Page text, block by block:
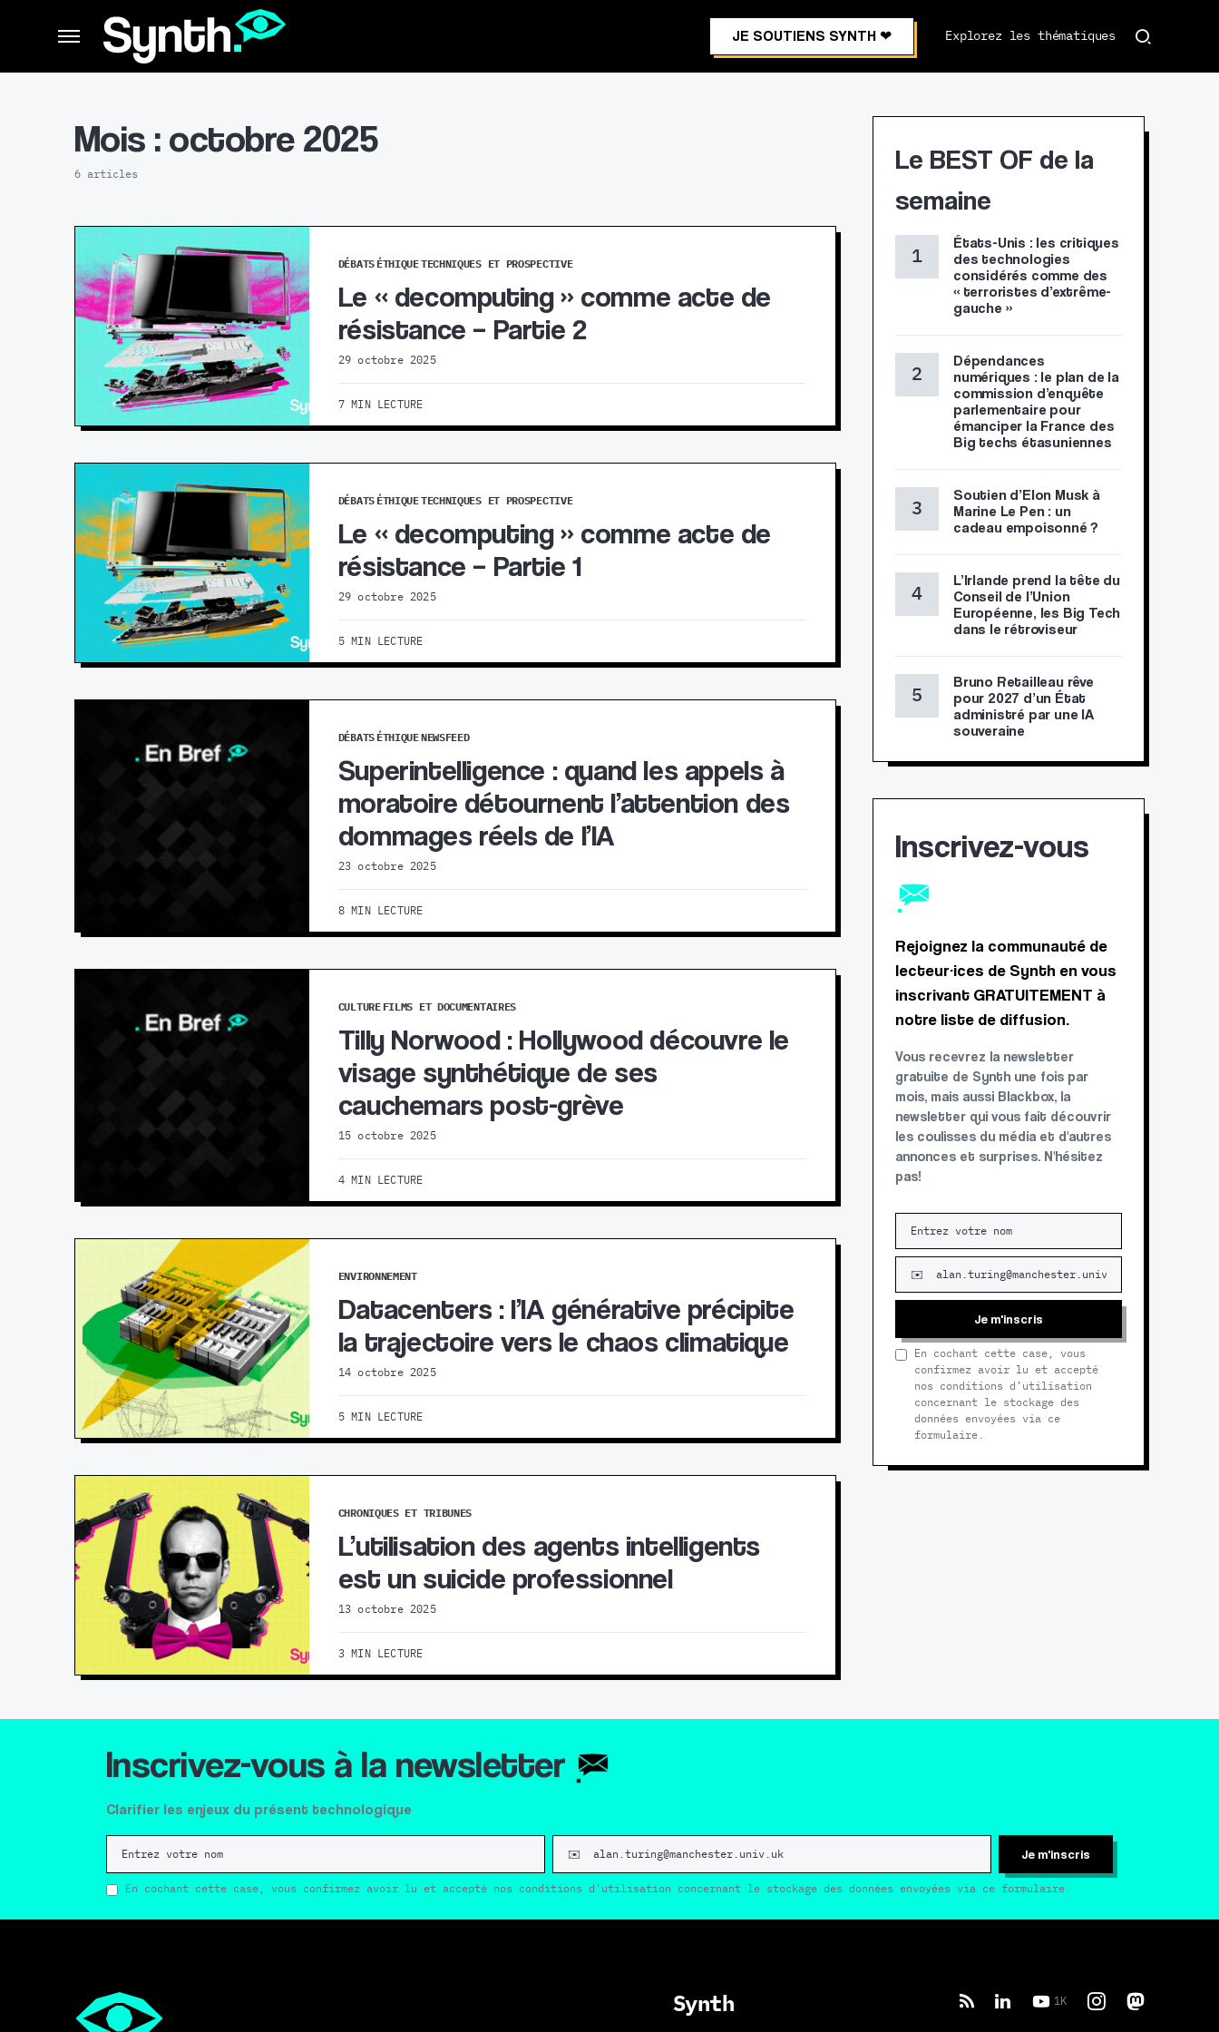
JE SOUTIENS SYNTH ❤︎ Explorez les thématiques
Mois :octobre 2025
6 articles
DÉBATS ÉTHIQUETECHNIQUES ET PROSPECTIVE
Le « decomputing » comme acte de
résistance – Partie 2
29 octobre 2025
7 MIN LECTURE
DÉBATS ÉTHIQUETECHNIQUES ET PROSPECTIVE
Le « decomputing » comme acte de
résistance – Partie 1
29 octobre 2025
5 MIN LECTURE
DÉBATS ÉTHIQUENEWSFEED
Superintelligence : quand les appels à
moratoire détournent l’attention des
dommages réels de l’IA
23 octobre 2025
8 MIN LECTURE
CULTURE FILMS ET DOCUMENTAIRES
Tilly Norwood : Hollywood découvre le
visage synthétique de ses
cauchemars post-grève
15 octobre 2025
4 MIN LECTURE
ENVIRONNEMENT
Datacenters : l’IA générative précipite
la trajectoire vers le chaos climatique
14 octobre 2025
5 MIN LECTURE
CHRONIQUES ET TRIBUNES
L’utilisation des agents intelligents
est un suicide professionnel
13 octobre 2025
3 MIN LECTURE
Le BEST OF de la
semaine
États-Unis : les critiques
des technologies
considérés comme des
« terroristes d’extrême-
gauche »
Dépendances
numériques : le plan de la
commission d’enquête
parlementaire pour
émanciper la France des
Big techs étasuniennes
Soutien d’Elon Musk à
Marine Le Pen : un
cadeau empoisonné ?
L’Irlande prend la tête du
Conseil de l’Union
Européenne, les Big Tech
dans le rétroviseur
Bruno Retailleau rêve
pour 2027 d’un État
administré par une IA
souveraine
Inscrivez-vous
Rejoignez la communauté de
lecteur·ices de Synth en vous
inscrivant GRATUITEMENT à
notre liste de diffusion.
Vous recevrez la newsletter
gratuite de Synth une fois par
mois, mais aussi Blackbox, la
newsletter qui vous fait découvrir
les coulisses du média et d'autres
annonces et surprises. N'hésitez
pas!
Je m'inscris
En cochant cette case, vous
confirmez avoir lu et accepté
nos conditions d’utilisation
concernant le stockage des
données envoyées via ce
formulaire.
Inscrivez-vous à la newsletter
Clarifier les enjeux du présent technologique
Je m'inscris
En cochant cette case, vous confirmez avoir lu et accepté nos conditions d’utilisation concernant le stockage des données envoyées via ce formulaire.
Synth 1K